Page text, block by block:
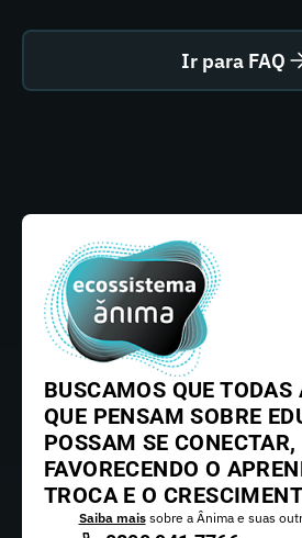
Ir para FAQ
BUSCAMOS QUE TODAS
QUE PENSAM SOBRE
POSSAM SE CONECTAR,
FAVORECENDO O
TROCA E O
Saiba maissobre a Ânima e suas